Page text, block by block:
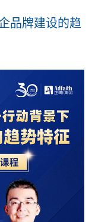
品牌建设的趋